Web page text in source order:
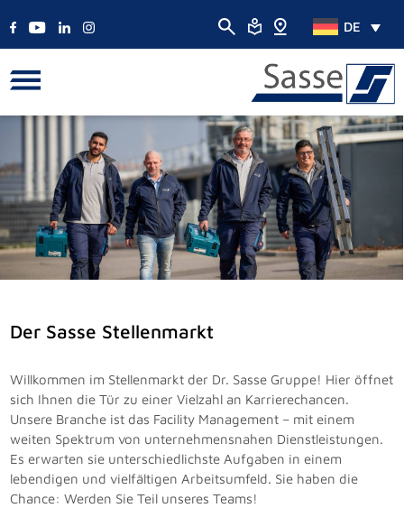
DE
Der Sasse Stellenmarkt
Willkommen im Stellenmarkt der Dr. Sasse Gruppe! Hier öffnet
sich Ihnen die Tür zu einer Vielzahl an Karrierechancen.
Unsere Branche ist das Facility Management – mit einem
weiten Spektrum von unternehmensnahen Dienstleistungen.
Es erwarten sie unterschiedlichste Aufgaben in einem
lebendigen und vielfältigen Arbeitsumfeld. Sie haben die
Chance: Werden Sie Teil unseres Teams!